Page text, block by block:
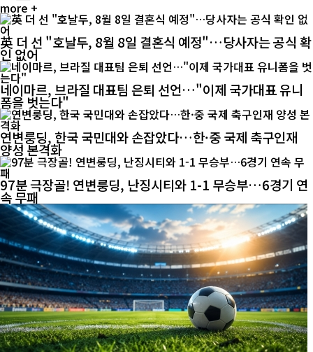
more +
英 더 선 "호날두, 8월 8일 결혼식 예정"…당사자는 공식 확
인 없어
네이마르, 브라질 대표팀 은퇴 선언…"이제 국가대표 유니
폼을 벗는다"
연변룽딩, 한국 국민대와 손잡았다…한·중 국제 축구인재
양성 본격화
97분 극장골! 연변룽딩, 난징시티와 1-1 무승부…6경기 연
속 무패